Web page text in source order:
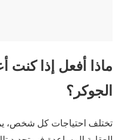
ماذا أفعل إذا
الجوكر؟
تختلف احتياجات كل شخص،